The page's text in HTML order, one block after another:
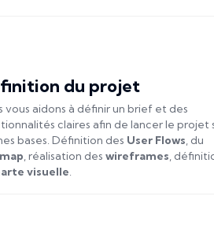
du projet
vous aidons à définir un brief et des
claires afin de lancer le projet
bases. Définition des User Flows, du
, réalisation des wireframes,
visuelle.